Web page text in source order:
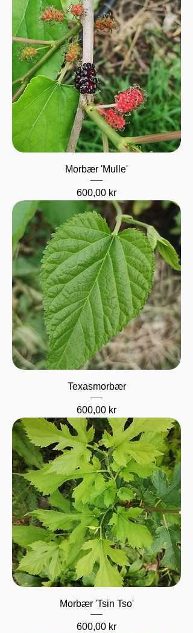
Morbær 'Mulle'
Pris
600,00 kr
Texasmorbær
Pris
600,00 kr
Morbær 'Tsin Tso'
Pris
600,00 kr